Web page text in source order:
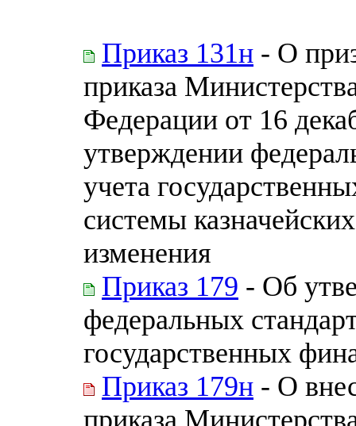
Приказ 131н - О
приказа
Федерации от 16
утверждении
учета
системы
изменения
Приказ 179 - Об
федеральных
государственных
Приказ 179н - О
приказа